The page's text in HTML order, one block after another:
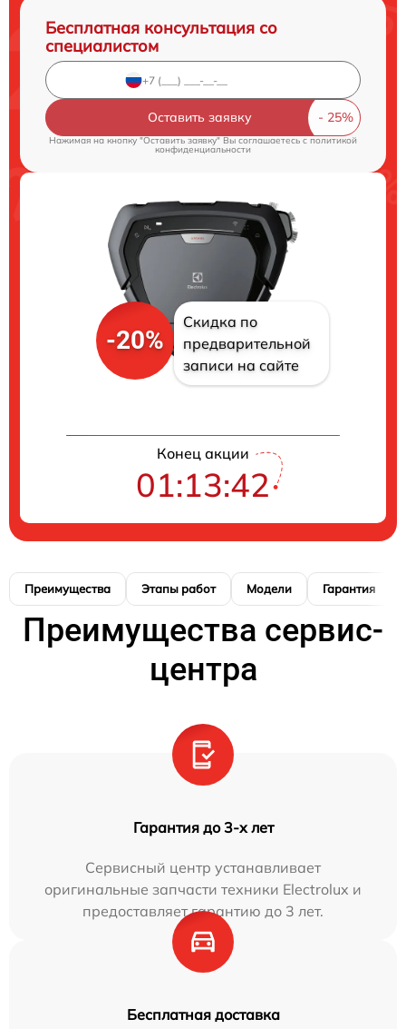
Бесплатная консультация со
специалистом
Оставить заявку
Нажимая на кнопку "Оставить заявку" Вы соглашаетесь cполитикой
конфиденциальности
-20%
Скидка по
предварительной
записи на сайте
Конец акции
01:13:41
Преимущества Этапы работ Модели Гарантия
Преимущества сервис-
центра
Гарантия до 3-х лет
Сервисный центр устанавливает
оригинальные запчасти техники Electrolux и
предоставляет гарантию до 3 лет.
Бесплатная доставка